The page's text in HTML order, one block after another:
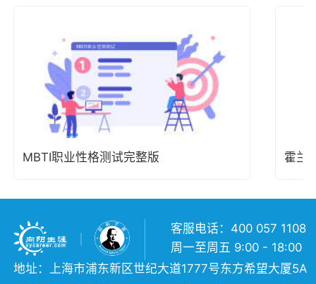
MBTI职业性格测试完整版 霍兰
客服电话：400 057 1108
周一至周五 9:00 - 18:00
地址：上海市浦东新区世纪大道1777号东方希望大厦5A